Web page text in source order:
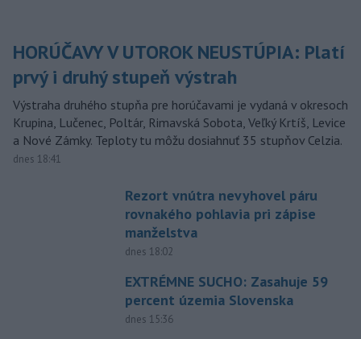
HORÚČAVY V UTOROK NEUSTÚPIA: Platí
prvý i druhý stupeň výstrah
Výstraha druhého stupňa pre horúčavami je vydaná v okresoch
Krupina, Lučenec, Poltár, Rimavská Sobota, Veľký Krtíš, Levice
a Nové Zámky. Teploty tu môžu dosiahnuť 35 stupňov Celzia.
dnes 18:41
Rezort vnútra nevyhovel páru
rovnakého pohlavia pri zápise
manželstva
dnes 18:02
EXTRÉMNE SUCHO: Zasahuje 59
percent územia Slovenska
dnes 15:36